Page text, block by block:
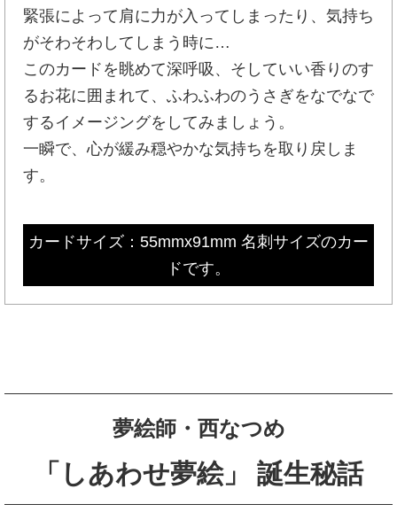
緊張によって肩に力が入ってしまったり、気持ち
がそわそわしてしまう時に…
このカードを眺めて深呼吸、そしていい香りのす
るお花に囲まれて、ふわふわのうさぎをなでなで
するイメージングをしてみましょう。
一瞬で、心が緩み穏やかな気持ちを取り戻しま
す。
カードサイズ：55mmx91mm 名刺サイズのカー
ドです。
夢絵師・西なつめ
「しあわせ夢絵」 誕生秘話